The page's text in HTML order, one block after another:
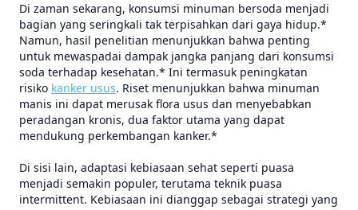
Di zaman sekarang, konsumsi minuman bersoda menjadi
bagian yang seringkali tak terpisahkan dari gaya hidup.*
Namun, hasil penelitian menunjukkan bahwa penting
untuk mewaspadai dampak jangka panjang dari konsumsi
soda terhadap kesehatan.* Ini termasuk peningkatan
risiko kanker usus. Riset menunjukkan bahwa minuman
manis ini dapat merusak flora usus dan menyebabkan
peradangan kronis, dua faktor utama yang dapat
mendukung perkembangan kanker.*
Di sisi lain, adaptasi kebiasaan sehat seperti puasa
menjadi semakin populer, terutama teknik puasa
intermittent. Kebiasaan ini dianggap sebagai strategi yang